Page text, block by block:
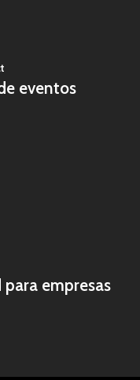
eventos
empresas